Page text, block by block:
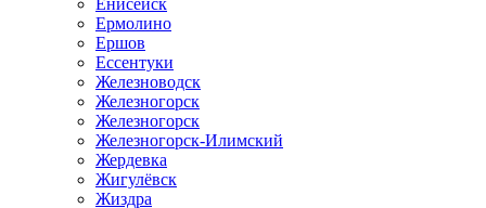
Енисейск
Ермолино
Ершов
Ессентуки
Железноводск
Железногорск
Железногорск
Железногорск-Илимский
Жердевка
Жигулёвск
Жиздра